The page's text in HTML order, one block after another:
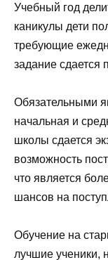
Учебный год
каникулы дети
требующие
задание сдается
Обязательными
начальная и
школы сдается
возможность
что является
шансов на
Обучение на
лучшие ученики,